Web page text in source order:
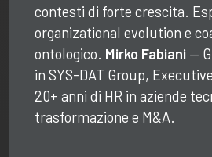
contesti di forte crescita.
organizational evolution e
ontologico. Mirko Fabiani —
in SYS-DAT Group,
20+ anni di HR in aziende
trasformazione e M&A.